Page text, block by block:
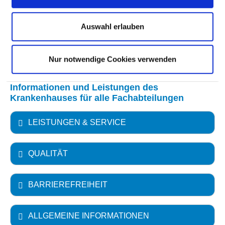
Auswahl erlauben
Nur notwendige Cookies verwenden
WEITERE INFORMATIONEN ZUR
FACHABTEILUNG
Informationen und Leistungen des
Krankenhauses für alle Fachabteilungen
LEISTUNGEN & SERVICE
QUALITÄT
BARRIEREFREIHEIT
ALLGEMEINE INFORMATIONEN